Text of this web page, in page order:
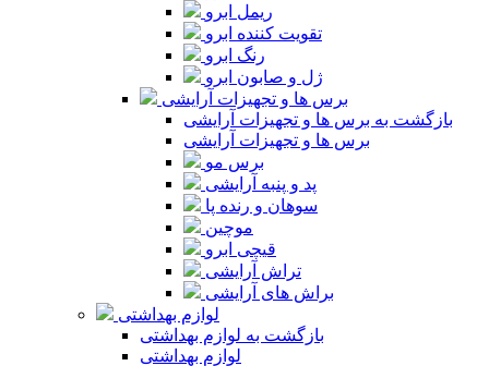
ریمل ابرو
تقویت کننده ابرو
رنگ ابرو
ژل و صابون ابرو
برس ها و تجهیزات آرایشی
بازگشت به برس ها و تجهیزات آرایشی
برس ها و تجهیزات آرایشی
برس مو
پد و پنبه آرایشی
سوهان و رنده پا
موچین
قیچی ابرو
تراش آرایشی
براش های آرایشی
لوازم بهداشتی
بازگشت به لوازم بهداشتی
لوازم بهداشتی